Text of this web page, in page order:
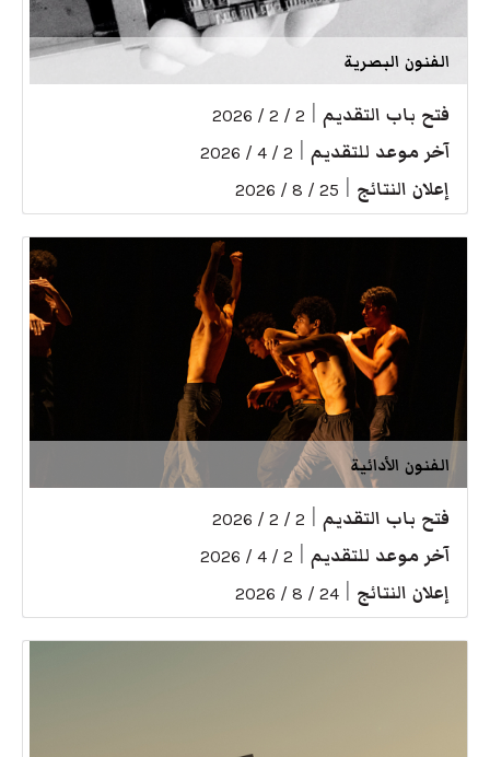
الفنون البصرية
فتح باب التقديم 2 / 2 / 2026
آخر موعد للتقديم 2 / 4 / 2026
إعلان النتائج 25 / 8 / 2026
الفنون الأدائية
فتح باب التقديم 2 / 2 / 2026
آخر موعد للتقديم 2 / 4 / 2026
إعلان النتائج 24 / 8 / 2026